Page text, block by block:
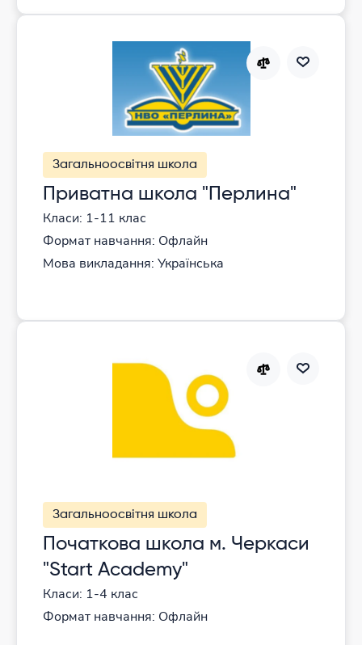
Загальноосвітня школа
Приватна школа "Перлина"
Класи: 1-11 клас
Формат навчання: Офлайн
Мова викладання: Українська
Загальноосвітня школа
Початкова школа м. Черкаси
"Start Academy"
Класи: 1-4 клас
Формат навчання: Офлайн